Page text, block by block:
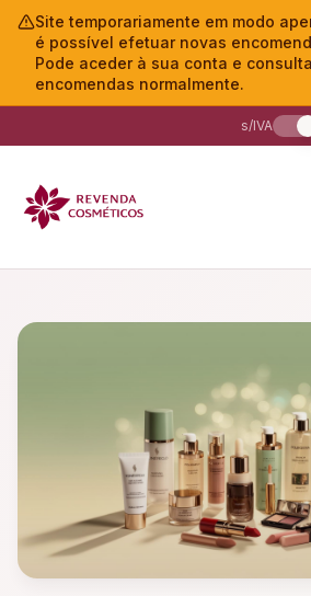
Site temporariamente em modo
é possível efetuar novas
Pode aceder à sua conta e
encomendas normalmente.
s/IVA